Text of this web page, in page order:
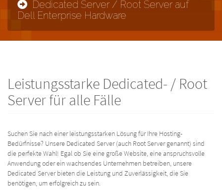
Dedicated Server / Root Server auf
Dell Enterprise Hardware
Leistungsstarke Dedicated- / Root
Server für alle Fälle
Suchen Sie nach einer leistungsstarken Lösung für Ihre Hosting-
Bedürfnisse? Unsere Dedicated Server (auch Root Server genannt) sind
die perfekte Wahl! Egal ob Sie eine große Website, eine anspruchsvolle
Anwendung oder ein wachsendes Unternehmen betreiben, unsere
Dedicated Server bieten die Leistung und Zuverlässigkeit, die Sie
benötigen, um erfolgreich zu sein.